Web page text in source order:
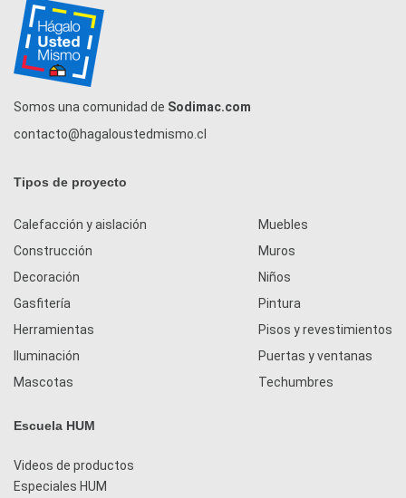
Somos una comunidad de Sodimac.com
contacto@hagaloustedmismo.cl
Tipos de proyecto
Calefacción y aislación
Construcción
Decoración
Gasfitería
Herramientas
Iluminación
Mascotas
Muebles
Muros
Niños
Pintura
Pisos y revestimientos
Puertas y ventanas
Techumbres
Escuela HUM
Videos de productos
Especiales HUM